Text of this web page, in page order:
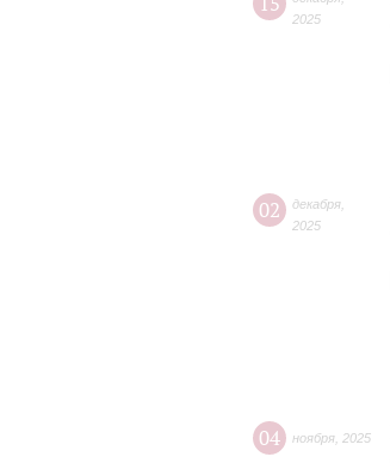
2025
02 декабря
2025
04 ноября 2025